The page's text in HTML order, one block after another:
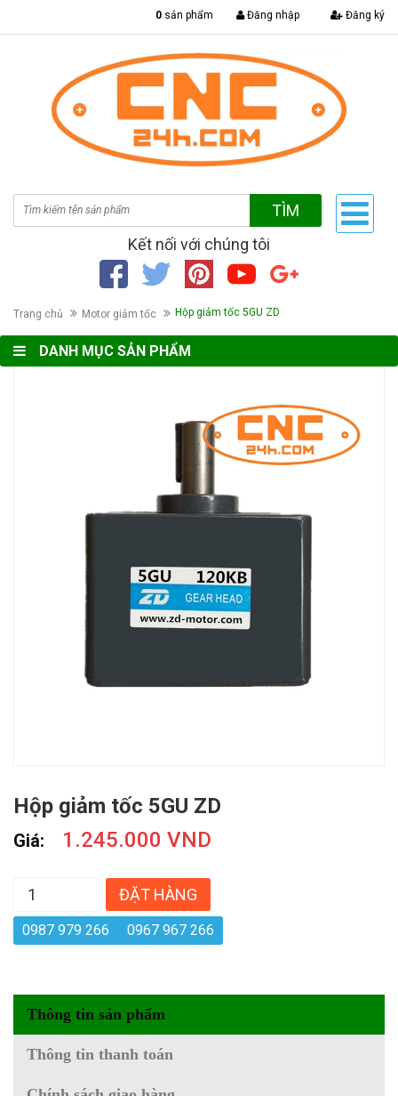
0 sản phẩm Đăng nhập Đăng ký
TÌM
Kết nối với chúng tôi
Trang chủ Motor giảm tốc Hộp giảm tốc 5GU ZD
DANH MỤC SẢN PHẨM
Hộp giảm tốc 5GU ZD
Giá: 1.245.000 VND
ĐẶT HÀNG
0987 979 266 0967 967 266
Thông tin sản phẩm
Thông tin thanh toán